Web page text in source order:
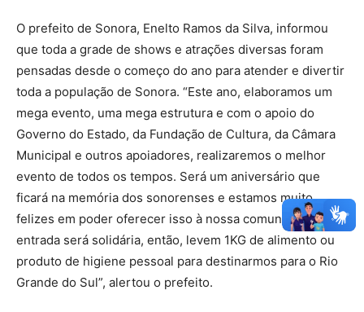
O prefeito de Sonora, Enelto Ramos da Silva, informou
que toda a grade de shows e atrações diversas foram
pensadas desde o começo do ano para atender e divertir
toda a população de Sonora. “Este ano, elaboramos um
mega evento, uma mega estrutura e com o apoio do
Governo do Estado, da Fundação de Cultura, da Câmara
Municipal e outros apoiadores, realizaremos o melhor
evento de todos os tempos. Será um aniversário que
ficará na memória dos sonorenses e estamos muito
felizes em poder oferecer isso à nossa comunidade. A
entrada será solidária, então, levem 1KG de alimento ou
produto de higiene pessoal para destinarmos para o Rio
Grande do Sul”, alertou o prefeito.